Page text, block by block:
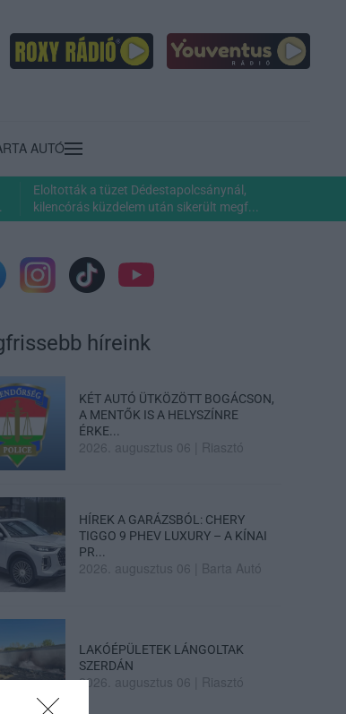
AUTÓ
Eloltották a tüzet Dédestapolcsánynál,
kilencórás küzdelem után sikerült megf...
híreink
KÉT AUTÓ ÜTKÖZÖTT BOGÁCSON,
A MENTŐK IS A HELYSZÍNRE
ÉRKE...
2026. augusztus 06 Riasztó
HÍREK A GARÁZSBÓL: CHERY
TIGGO 9 PHEV LUXURY – A KÍNAI
PR...
2026. augusztus 06 Barta Autó
LAKÓÉPÜLETEK LÁNGOLTAK
SZERDÁN
2026. augusztus 06 Riasztó